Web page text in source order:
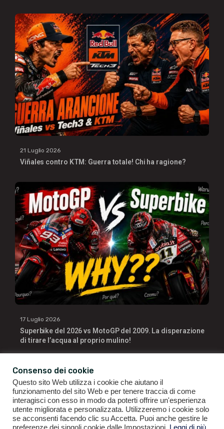
21 Luglio 2026
Viñales contro KTM: Guerra totale! Chi ha ragione?
17 Luglio 2026
Superbike del 2026 vs MotoGP del 2009. La disperazione
di tirare l’acqua al proprio mulino!
GIANLUIGI RAGNO | P.IVA 09196141007 | ©2021ALL RIGHTS
Consenso dei cookie
Questo sito Web utilizza i cookie che aiutano il
funzionamento del sito Web e per tenere traccia di come
interagisci con esso in modo da poterti offrire un'esperienza
utente migliorata e personalizzata. Utilizzeremo i cookie solo
se acconsenti facendo clic su Accetta. Puoi anche gestire le